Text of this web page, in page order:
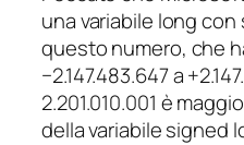
una variabile long
questo numero, che
−2.147.483.647 a
2.201.010.001 è
della variabile signed